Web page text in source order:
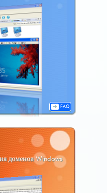
FAQ
доменов Windows